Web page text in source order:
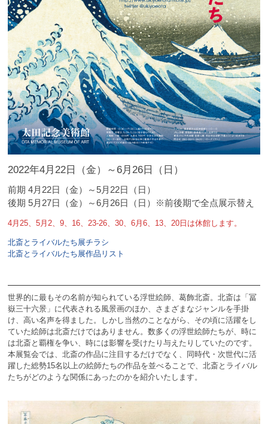
2022年4月22日（金）～6月26日（日）
前期 4月22日（金）～5月22日（日）
後期 5月27日（金）～6月26日（日）※前後期で全点展示替え
4月25、5月2、9、16、23-26、30、6月6、13、20日は休館します。
北斎とライバルたち展チラシ
北斎とライバルたち展作品リスト
世界的に最もその名前が知られている浮世絵師、葛飾北斎。北斎は「冨
嶽三十六景」に代表される風景画のほか、さまざまなジャンルを手掛
け、高い名声を得ました。しかし当然のことながら、その頃に活躍をし
ていた絵師は北斎だけではありません。数多くの浮世絵師たちが、時に
は北斎と覇権を争い、時には影響を受けたり与えたりしていたのです。
本展覧会では、北斎の作品に注目するだけでなく、同時代・次世代に活
躍した総勢15名以上の絵師たちの作品を並べることで、北斎とライバル
たちがどのような関係にあったのかを紹介いたします。